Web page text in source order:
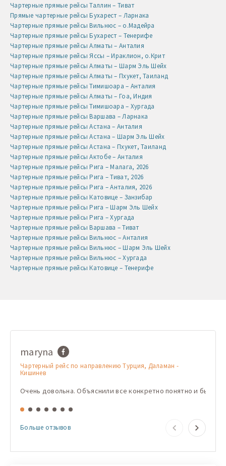
Чартерные прямые рейсы Таллин – Тиват
Прямые чартерные рейсы Бухарест – Ларнака
Чартерные прямые рейсы Вильнюс – о.Мадейра
Чартерные прямые рейсы Бухарест – Тенерифе
Чартерные прямые рейсы Алматы – Анталия
Чартерные прямые рейсы Яссы – Ираклион, о.Крит
Чартерные прямые рейсы Алматы – Шарм Эль Шейх
Чартерные прямые рейсы Алматы – Пхукет, Таиланд
Чартерные прямые рейсы Тимишоара – Анталия
Чартерные прямые рейсы Алматы – Гоа, Индия
Чартерные прямые рейсы Тимишоара – Хургада
Чартерные прямые рейсы Варшава – Ларнака
Чартерные прямые рейсы Астана – Анталия
Чартерные прямые рейсы Астана – Шарм Эль Шейх
Чартерные прямые рейсы Астана – Пхукет, Таиланд
Чартерные прямые рейсы Актобе – Анталия
Чартерные прямые рейсы Рига – Малага, 2026
Чартерные прямые рейсы Рига – Тиват, 2026
Чартерные прямые рейсы Рига – Анталия, 2026
Чартерные прямые рейсы Катовице – Занзибар
Чартерные прямые рейсы Рига – Шарм Эль Шейх
Чартерные прямые рейсы Рига – Хургада
Чартерные прямые рейсы Варшава – Тиват
Чартерные прямые рейсы Вильнюс – Анталия
Чартерные прямые рейсы Вильнюс – Шарм Эль Шейх
Чартерные прямые рейсы Вильнюс – Хургада
Чартерные прямые рейсы Катовице – Тенерифе
maryna
Чартерный рейс по направлению Турция, Даламан -
Кишинев
Очень довольна. Объяснили все конкретно понятно и быстро
Больше отзывов